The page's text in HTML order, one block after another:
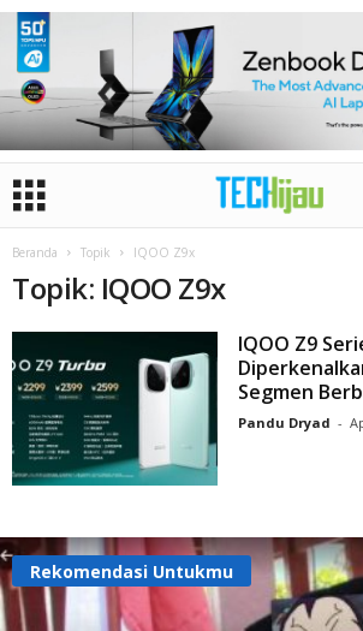
Beranda Topik IQOO Z9x
Topik: IQOO Z9x
IQOO Z9
Segmen
Pandu Dryad -
Rekomendasi Untukmu